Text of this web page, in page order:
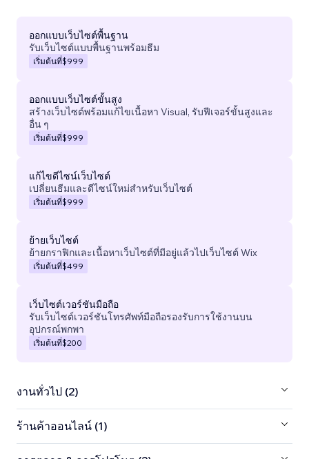
ออกแบบเว็บไซต์พื้นฐาน
รับเว็บไซต์แบบพื้นฐานพร้อมธีม
เริ่มต้นที่$999
ออกแบบเว็บไซต์ขั้นสูง
สร้างเว็บไซต์พร้อมแก้ไขเนื้อหา Visual, รับฟีเจอร์ขั้นสูงและ
อื่น ๆ
เริ่มต้นที่$999
แก้ไขดีไซน์เว็บไซต์
เปลี่ยนธีมและดีไซน์ใหม่สำหรับเว็บไซต์
เริ่มต้นที่$999
ย้ายเว็บไซต์
ย้ายกราฟิกและเนื้อหาเว็บไซต์ที่มีอยู่แล้วไปเว็บไซต์ Wix
เริ่มต้นที่$499
เว็บไซต์เวอร์ชันมือถือ
รับเว็บไซต์เวอร์ชันโทรศัพท์มือถือรองรับการใช้งานบน
อุปกรณ์พกพา
เริ่มต้นที่$200
งานทั่วไป (2)
ร้านค้าออนไลน์ (1)